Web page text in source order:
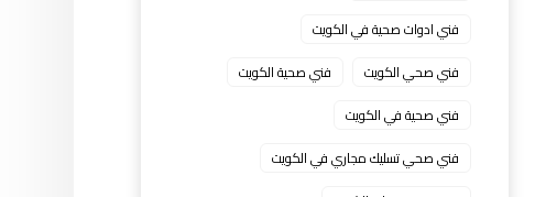
فني ادوات صحية في الكويت
فني صحي الكويت
فني صحية الكويت
فني صحية في الكويت
فني صحي تسليك مجاري في الكويت